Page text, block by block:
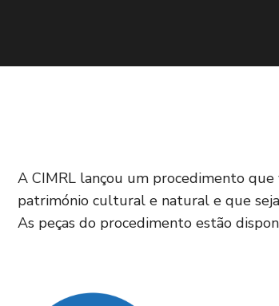
A CIMRL lançou um procedimento que
património cultural e natural e que seja
As peças do procedimento estão